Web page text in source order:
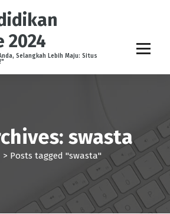
2024
Selangkah Lebih Maju: Situs
swasta
> Posts tagged "swasta"